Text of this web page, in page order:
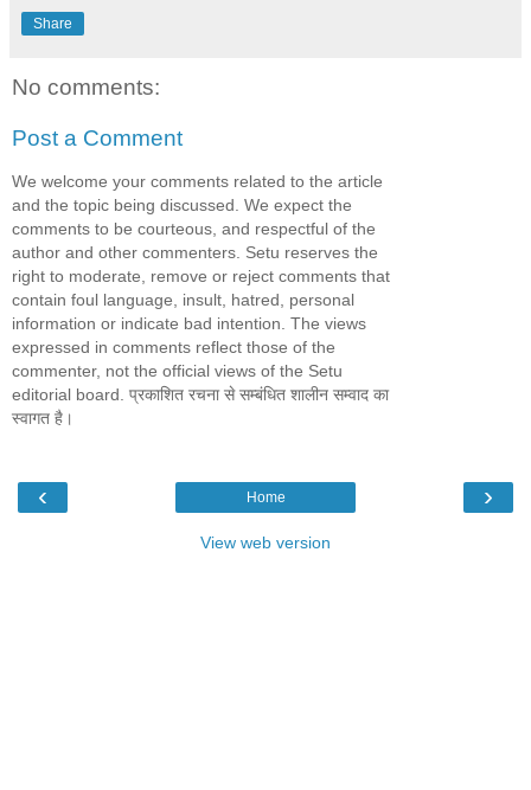
Share
No comments:
Post a Comment
We welcome your comments related to the article
and the topic being discussed. We expect the
comments to be courteous, and respectful of the
author and other commenters. Setu reserves the
right to moderate, remove or reject comments that
contain foul language, insult, hatred, personal
information or indicate bad intention. The views
expressed in comments reflect those of the
commenter, not the official views of the Setu
editorial board. प्रकाशित रचना से सम्बंधित शालीन सम्वाद का
स्वागत है।
‹ ›
Home
View web version